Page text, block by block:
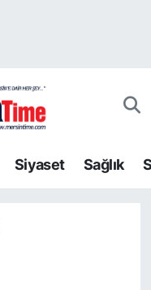
Siyaset Sağlık